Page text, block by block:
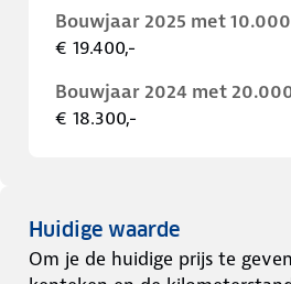
Bouwjaar 2025 met
€ 19.400,-
Bouwjaar 2024 met
€ 18.300,-
Huidige waarde
Om je de huidige prijs te